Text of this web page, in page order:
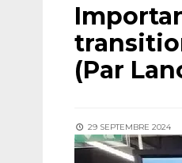
(Par
29 SEPTEMBRE 2024